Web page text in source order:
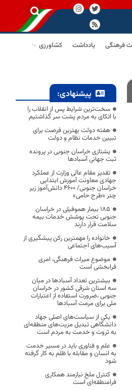
فرهنگی یادداشت
کشاورزی
پیشنهادی:
سخت‌ترین شرایط پس از انقلاب را
با اتکای به مردم پشت سر گذاشتیم
هفته دولت بهترین فرصت برای
تبیین خدمات نظام و دولت
یشتازی خراسان جنوبی در پرونده
ثبت جهانی آسبادها
تقدیر مقام عالی وزارت از عملکرد
جهادی معاونت آموزش ابتدایی
خراسان جنوبی/ ۴۶۰۰ دانش‌آموز زیر
چتر «طرح حامی»
۱۸۵ بیمار هموفیلی در خراسان
جنوبی تحت پوشش خدمات بیمه
سلامت قرار دارند
خانواده را مهمترین رکن پیشگیری از
آسیب‌های اجتماعی
موضوع میراث فرهنگی، امری
فرابخشی است
بیشترین تعداد آسبادها در میان
سه استان شرقی کشور در خراسان
جنوبی ،ضرورت استفاده از اعتبارات
ملی برای مرمت آسبادها
یکی از سیاست‌های اصلی جهاد
دانشگاهی تبدیل مزیت‌های منطقه‌ای
به ثروت و خدمت به مردم است
علم و فناوری باید در مسیر خدمت
به انسان و مقابله با ظلم به کار گرفته
شود
کنترل ملخ نیازمند همکاری
فرامنطقه‌ای است